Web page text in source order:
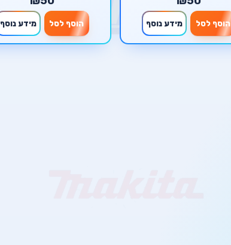
הוסף לסל מידע נוסף הוסף לסל מידע נוסף